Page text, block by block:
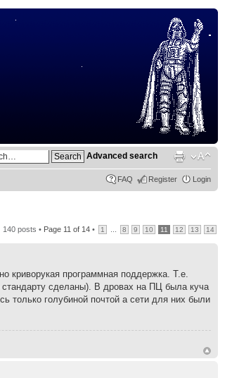
Advanced search
FAQ Register Login
140 posts • Page 11 of 14 • 1 8 9 10 11 12 13 14
криворукая программная поддержка. Т.е.
стандарту сделаны). В дровах на ПЦ была куча
только голубиной почтой а сети для них были